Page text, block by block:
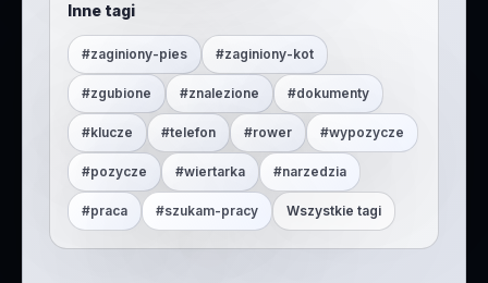
Inne tagi
#zaginiony-pies #zaginiony-kot
#zgubione #znalezione #dokumenty
#klucze #telefon #rower #wypozycze
#pozycze #wiertarka #narzedzia
#praca #szukam-pracy Wszystkie tagi